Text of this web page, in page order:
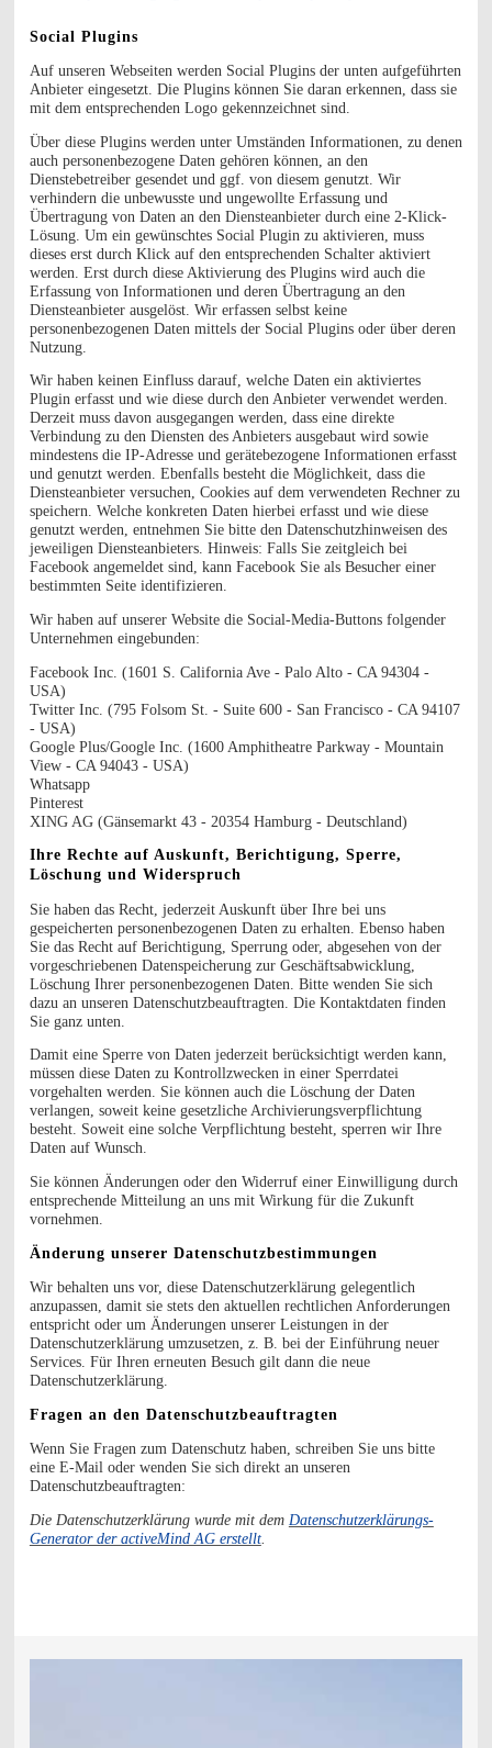
Social Plugins
Auf unseren Webseiten werden Social Plugins der unten aufgeführten
Anbieter eingesetzt. Die Plugins können Sie daran erkennen, dass sie
mit dem entsprechenden Logo gekennzeichnet sind.
Über diese Plugins werden unter Umständen Informationen, zu denen
auch personenbezogene Daten gehören können, an den
Dienstebetreiber gesendet und ggf. von diesem genutzt. Wir
verhindern die unbewusste und ungewollte Erfassung und
Übertragung von Daten an den Diensteanbieter durch eine 2-Klick-
Lösung. Um ein gewünschtes Social Plugin zu aktivieren, muss
dieses erst durch Klick auf den entsprechenden Schalter aktiviert
werden. Erst durch diese Aktivierung des Plugins wird auch die
Erfassung von Informationen und deren Übertragung an den
Diensteanbieter ausgelöst. Wir erfassen selbst keine
personenbezogenen Daten mittels der Social Plugins oder über deren
Nutzung.
Wir haben keinen Einfluss darauf, welche Daten ein aktiviertes
Plugin erfasst und wie diese durch den Anbieter verwendet werden.
Derzeit muss davon ausgegangen werden, dass eine direkte
Verbindung zu den Diensten des Anbieters ausgebaut wird sowie
mindestens die IP-Adresse und gerätebezogene Informationen erfasst
und genutzt werden. Ebenfalls besteht die Möglichkeit, dass die
Diensteanbieter versuchen, Cookies auf dem verwendeten Rechner zu
speichern. Welche konkreten Daten hierbei erfasst und wie diese
genutzt werden, entnehmen Sie bitte den Datenschutzhinweisen des
jeweiligen Diensteanbieters. Hinweis: Falls Sie zeitgleich bei
Facebook angemeldet sind, kann Facebook Sie als Besucher einer
bestimmten Seite identifizieren.
Wir haben auf unserer Website die Social-Media-Buttons folgender
Unternehmen eingebunden:
Facebook Inc. (1601 S. California Ave - Palo Alto - CA 94304 -
USA)
Twitter Inc. (795 Folsom St. - Suite 600 - San Francisco - CA 94107
- USA)
Google Plus/Google Inc. (1600 Amphitheatre Parkway - Mountain
View - CA 94043 - USA)
Whatsapp
Pinterest
XING AG (Gänsemarkt 43 - 20354 Hamburg - Deutschland)
Ihre Rechte auf Auskunft, Berichtigung, Sperre,
Löschung und Widerspruch
Sie haben das Recht, jederzeit Auskunft über Ihre bei uns
gespeicherten personenbezogenen Daten zu erhalten. Ebenso haben
Sie das Recht auf Berichtigung, Sperrung oder, abgesehen von der
vorgeschriebenen Datenspeicherung zur Geschäftsabwicklung,
Löschung Ihrer personenbezogenen Daten. Bitte wenden Sie sich
dazu an unseren Datenschutzbeauftragten. Die Kontaktdaten finden
Sie ganz unten.
Damit eine Sperre von Daten jederzeit berücksichtigt werden kann,
müssen diese Daten zu Kontrollzwecken in einer Sperrdatei
vorgehalten werden. Sie können auch die Löschung der Daten
verlangen, soweit keine gesetzliche Archivierungsverpflichtung
besteht. Soweit eine solche Verpflichtung besteht, sperren wir Ihre
Daten auf Wunsch.
Sie können Änderungen oder den Widerruf einer Einwilligung durch
entsprechende Mitteilung an uns mit Wirkung für die Zukunft
vornehmen.
Änderung unserer Datenschutzbestimmungen
Wir behalten uns vor, diese Datenschutzerklärung gelegentlich
anzupassen, damit sie stets den aktuellen rechtlichen Anforderungen
entspricht oder um Änderungen unserer Leistungen in der
Datenschutzerklärung umzusetzen, z. B. bei der Einführung neuer
Services. Für Ihren erneuten Besuch gilt dann die neue
Datenschutzerklärung.
Fragen an den Datenschutzbeauftragten
Wenn Sie Fragen zum Datenschutz haben, schreiben Sie uns bitte
eine E-Mail oder wenden Sie sich direkt an unseren
Datenschutzbeauftragten:
Die Datenschutzerklärung wurde mit dem Datenschutzerklärungs-
Generator der activeMind AG erstellt.